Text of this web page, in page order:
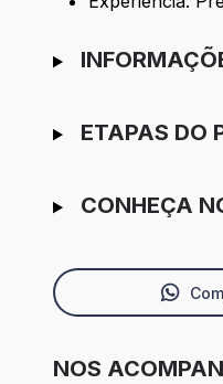
ETAPAS DO
CONHEÇA
NOS